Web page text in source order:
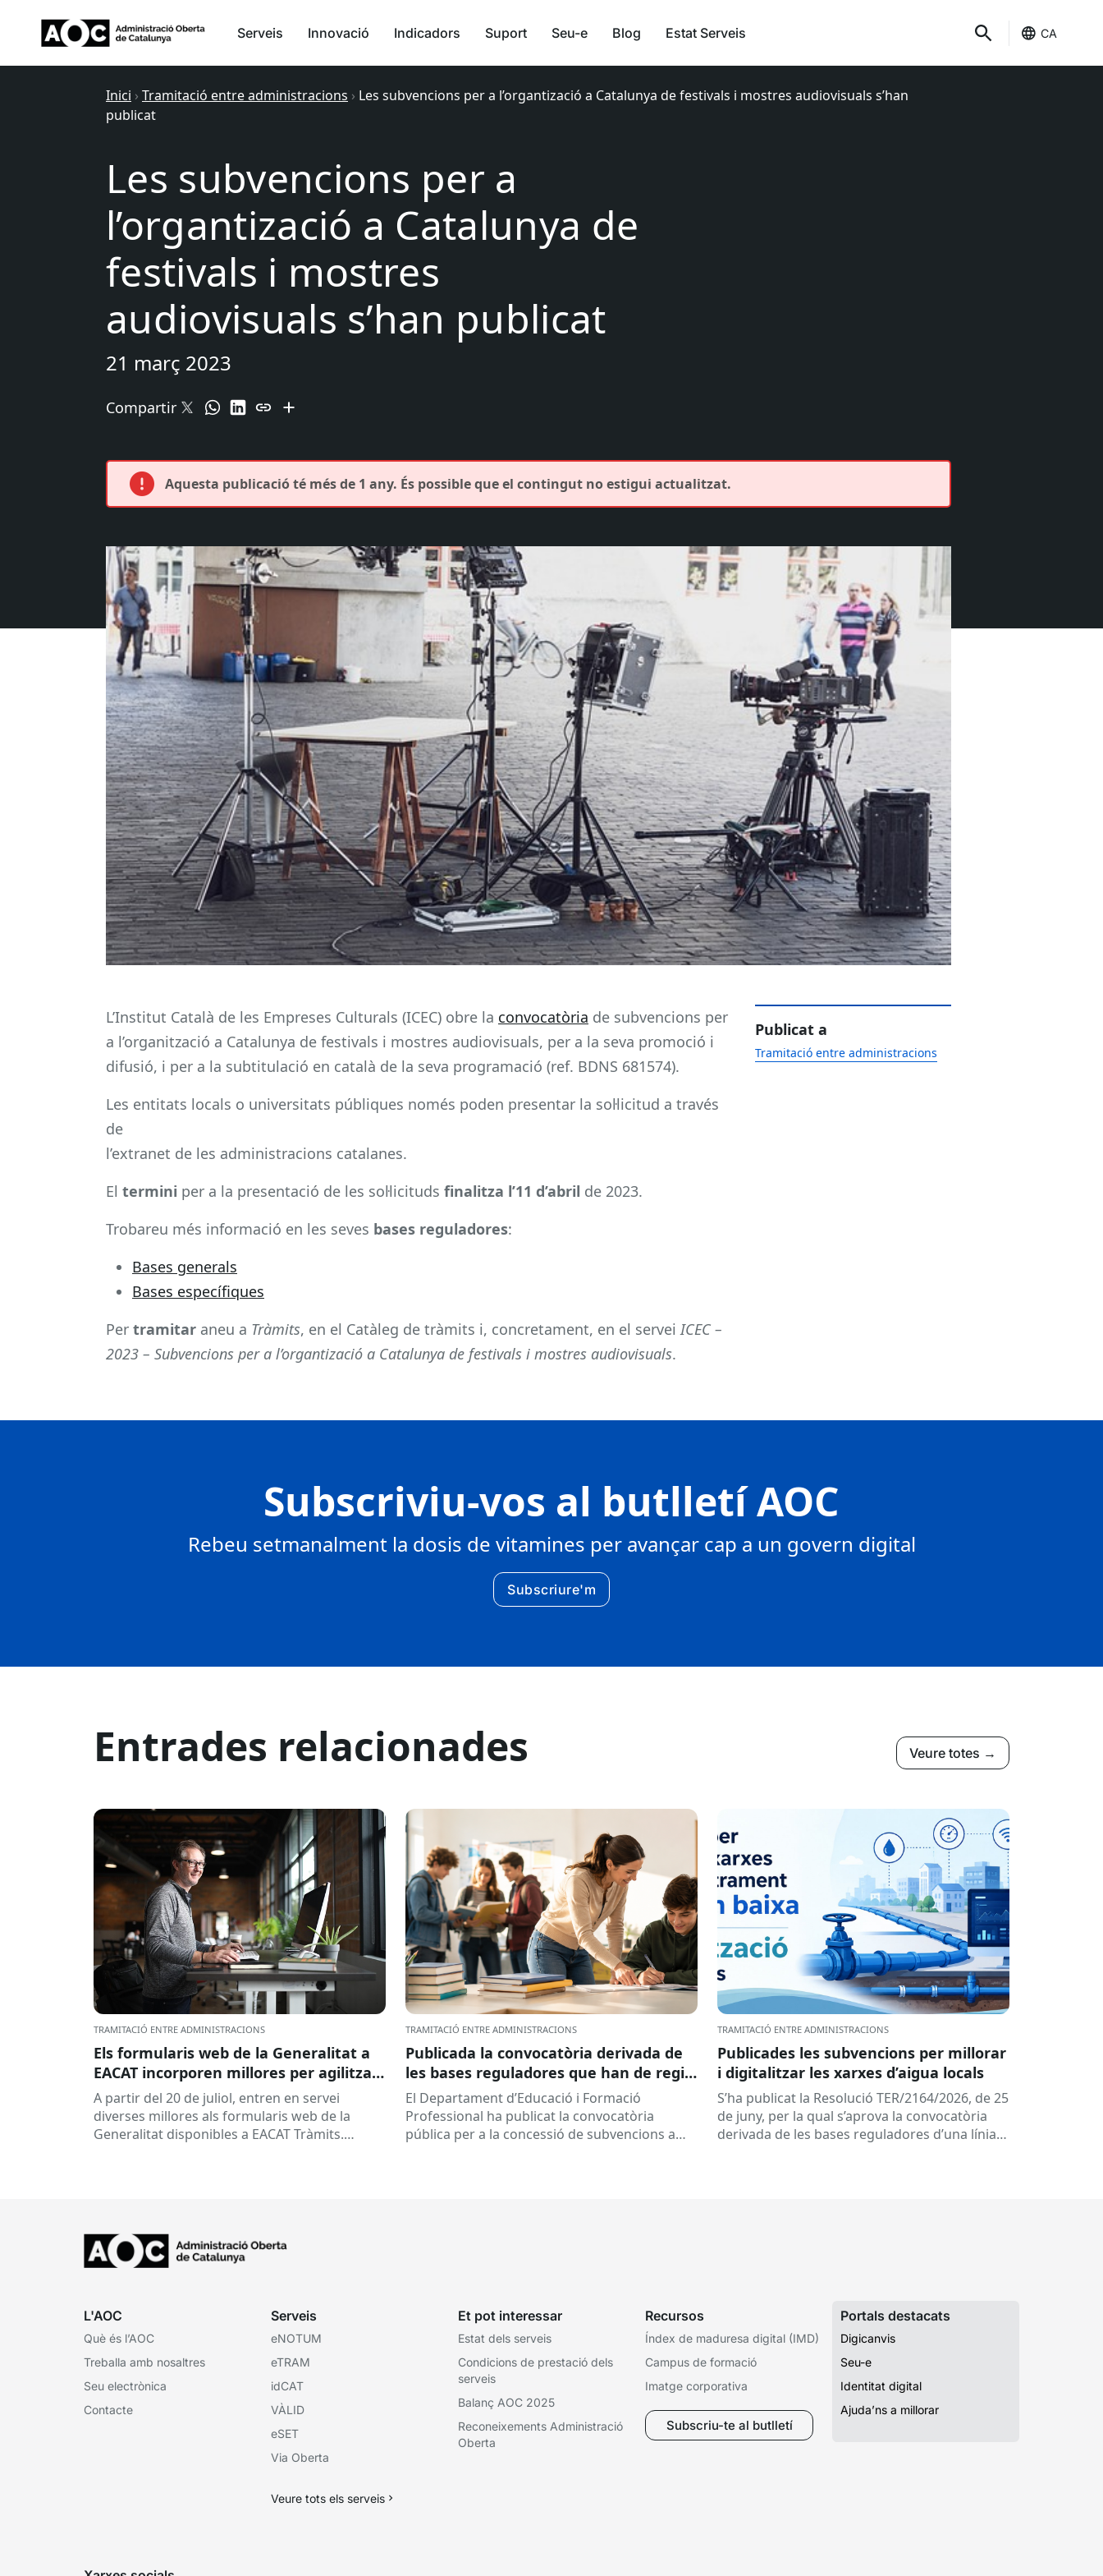
Serveis Innovació Indicadors Suport Seu-e Blog Estat Serveis CA
Inici › Tramitació entre administracions › Les subvencions per a l’organtizació a Catalunya de festivals i mostres audiovisuals s’han
publicat
Les subvencions per a
l’organtizació a Catalunya de
festivals i mostres
audiovisuals s’han publicat
21 març 2023
Compartir
Aquesta publicació té més de 1 any. És possible que el contingut no estigui actualitzat.
L’Institut Català de les Empreses Culturals (ICEC) obre la convocatòria de subvencions per
a l’organització a Catalunya de festivals i mostres audiovisuals, per a la seva promoció i
difusió, i per a la subtitulació en català de la seva programació (ref. BDNS 681574).
Les entitats locals o universitats públiques només poden presentar la sol·licitud a través
de
l’extranet de les administracions catalanes.
El termini per a la presentació de les sol·licituds finalitza l’11 d’abril de 2023.
Trobareu més informació en les seves bases reguladores:
Bases generals
Bases específiques
Per tramitar aneu a Tràmits, en el Catàleg de tràmits i, concretament, en el servei ICEC –
2023 – Subvencions per a l’organtizació a Catalunya de festivals i mostres audiovisuals.
Publicat a
Tramitació entre administracions
Subscriviu-vos al butlletí AOC
Rebeu setmanalment la dosis de vitamines per avançar cap a un govern digital
Subscriure'm
Entrades relacionades Veure totes →
TRAMITACIÓ ENTRE ADMINISTRACIONS
Els formularis web de la Generalitat a
EACAT incorporen millores per agilitzar
la tramitació
A partir del 20 de juliol, entren en servei
diverses millores als formularis web de la
Generalitat disponibles a EACAT Tràmits.
TRAMITACIÓ ENTRE ADMINISTRACIONS
Publicada la convocatòria derivada de
les bases reguladores que han de regir
la concessió de subvencions a centres
educatius, per al desenvolupament de
programes de formació i inserció,
El Departament d’Educació i Formació
Professional ha publicat la convocatòria
pública per a la concessió de subvencions a
TRAMITACIÓ ENTRE ADMINISTRACIONS
Publicades les subvencions per millorar
i digitalitzar les xarxes d’aigua locals
S’ha publicat la Resolució TER/2164/2026, de 25
de juny, per la qual s’aprova la convocatòria
derivada de les bases reguladores d’una línia
L'AOC
Què és l’AOC
Treballa amb nosaltres
Seu electrònica
Contacte
Serveis
eNOTUM
eTRAM
idCAT
VÀLID
eSET
Via Oberta
Veure tots els serveis
Et pot interessar
Estat dels serveis
Condicions de prestació dels
serveis
Balanç AOC 2025
Reconeixements Administració
Oberta
Recursos
Índex de maduresa digital (IMD)
Campus de formació
Imatge corporativa
Subscriu-te al butlletí
Portals destacats
Digicanvis
Seu-e
Identitat digital
Ajuda’ns a millorar